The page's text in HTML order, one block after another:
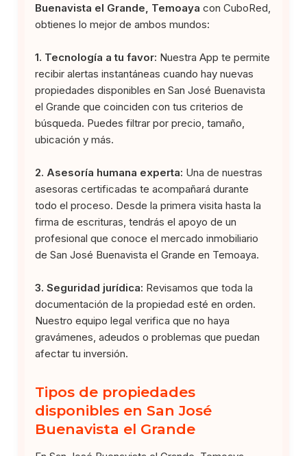
Buenavista el Grande, Temoaya con CuboRed,
obtienes lo mejor de ambos mundos:
1. Tecnología a tu favor: Nuestra App te permite
recibir alertas instantáneas cuando hay nuevas
propiedades disponibles en San José Buenavista
el Grande que coinciden con tus criterios de
búsqueda. Puedes filtrar por precio, tamaño,
ubicación y más.
2. Asesoría humana experta: Una de nuestras
asesoras certificadas te acompañará durante
todo el proceso. Desde la primera visita hasta la
firma de escrituras, tendrás el apoyo de un
profesional que conoce el mercado inmobiliario
de San José Buenavista el Grande en Temoaya.
3. Seguridad jurídica: Revisamos que toda la
documentación de la propiedad esté en orden.
Nuestro equipo legal verifica que no haya
gravámenes, adeudos o problemas que puedan
afectar tu inversión.
Tipos de propiedades
disponibles en San José
Buenavista el Grande